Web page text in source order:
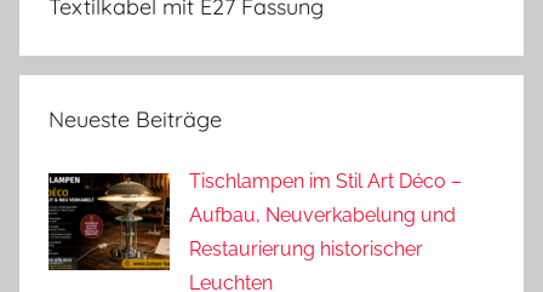
Textilkabel mit E27 Fassung
Neueste Beiträge
Tischlampen im Stil Art Déco –
Aufbau, Neuverkabelung und
Restaurierung historischer
Leuchten